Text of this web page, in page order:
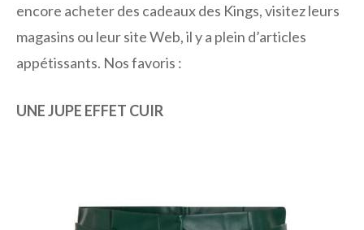
encore acheter des cadeaux des Kings, visitez leurs
magasins ou leur site Web, il y a plein d’articles
appétissants. Nos favoris :
UNE JUPE EFFET CUIR